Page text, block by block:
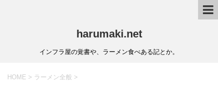
harumaki.net
インフラ屋の覚書や、ラーメン食べある記とか。
HOME > ラーメン全般 >